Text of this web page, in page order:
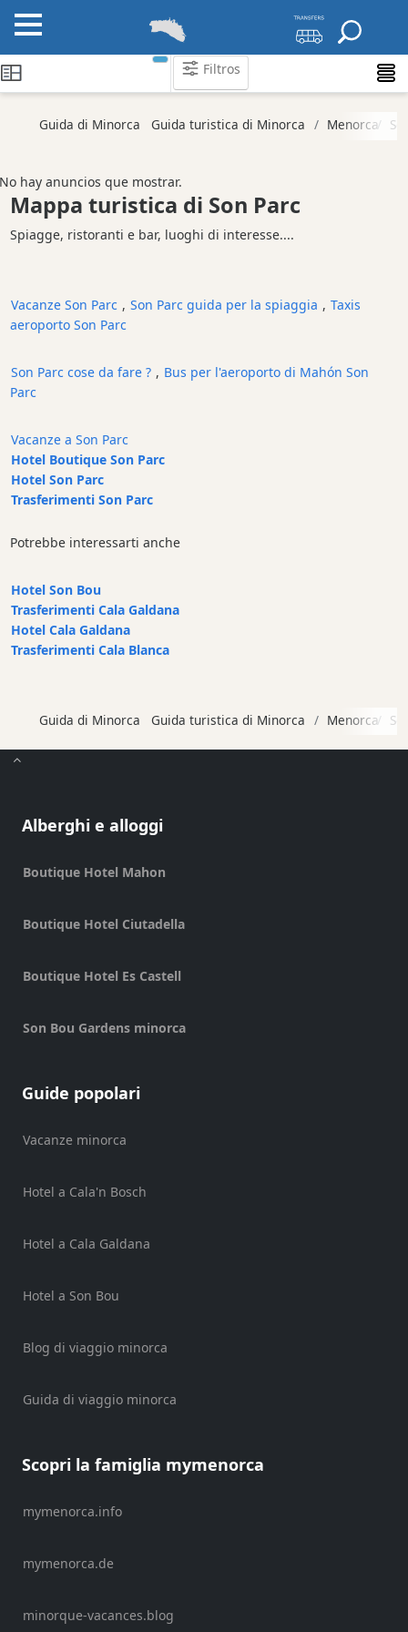
Categorie
Spiaggia
Luoghi
d'interesse
e
riferimento
Monumento
Parco
naturale
Buildings
Harbour
and
Marina
Attraction
views
Società
di
Parchi
Boat
Cafe
Alimenti
per
Live
Music
notturni
Beach
and
Shopping
Trasporti
biciclette
Paddle
hire
kayak
noleggio
Guida di Minorca Guida turistica di Minorca Menorca
No hay anuncios que mostrar.
Mappa turistica di Son Parc
Spiagge, ristoranti e bar, luoghi di interesse....
Vacanze Son Parc , Son Parc guida per la spiaggia , Taxis
aeroporto Son Parc
Son Parc cose da fare ? , Bus per l'aeroporto di Mahón Son
Parc
Vacanze a Son Parc
Hotel Boutique Son Parc
Hotel Son Parc
Trasferimenti Son Parc
Potrebbe interessarti anche
Hotel Son Bou
Trasferimenti Cala Galdana
Hotel Cala Galdana
Trasferimenti Cala Blanca
Guida di Minorca Guida turistica di Minorca Menorca
Alberghi e alloggi
Boutique Hotel Mahon
Boutique Hotel Ciutadella
Boutique Hotel Es Castell
Son Bou Gardens minorca
Guide popolari
Vacanze minorca
Hotel a Cala'n Bosch
Hotel a Cala Galdana
Hotel a Son Bou
Blog di viaggio minorca
Guida di viaggio minorca
Scopri la famiglia mymenorca
mymenorca.info
mymenorca.de
minorque-vacances.blog
Filtros